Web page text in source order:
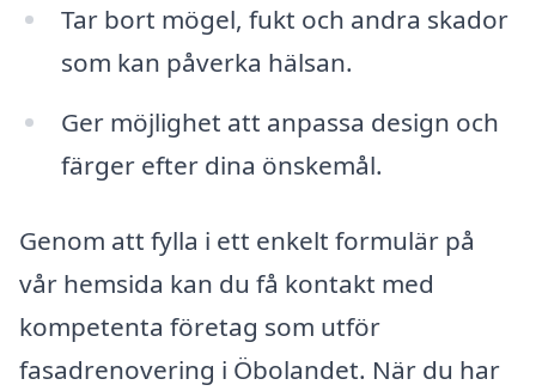
Tar bort mögel, fukt och andra skador
som kan påverka hälsan.
Ger möjlighet att anpassa design och
färger efter dina önskemål.
Genom att fylla i ett enkelt formulär på
vår hemsida kan du få kontakt med
kompetenta företag som utför
fasadrenovering i Öbolandet. När du har